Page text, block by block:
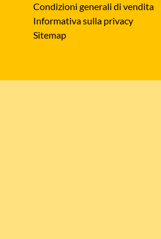
Condizioni generali di vendita
Informativa sulla privacy
Sitemap